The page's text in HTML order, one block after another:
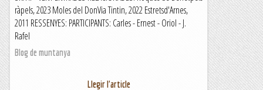
ràpels, 2023 Moles del DonVia Tintin, 2022 Estretsd'Arnes,
2011 RESSENYES: PARTICIPANTS: Carles - Ernest - Oriol - J.
Rafel
Blog de muntanya
Llegir l'article